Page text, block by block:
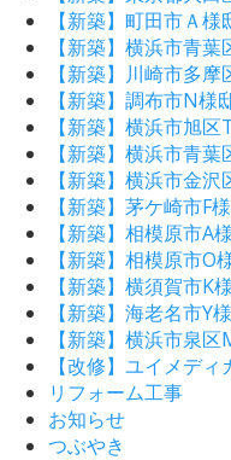
【新築】町田市Ａ様
【新築】横浜市青葉
【新築】川崎市多摩
【新築】調布市N様
【新築】横浜市旭区
【新築】横浜市青葉
【新築】横浜市金沢
【新築】茅ケ崎市F
【新築】相模原市A
【新築】相模原市O
【新築】横須賀市K
【新築】海老名市Y
【新築】横浜市泉区
【改修】ユイメデ
リフォーム工事
お知らせ
つぶやき